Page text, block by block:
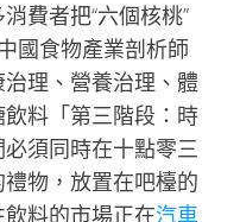
費者把“六個核桃”
國食物產業剖析師
理、營養治理、體
料「第三階段：時
須同時在十點零三
物，放置在吧檯的
料的市場正在汽車